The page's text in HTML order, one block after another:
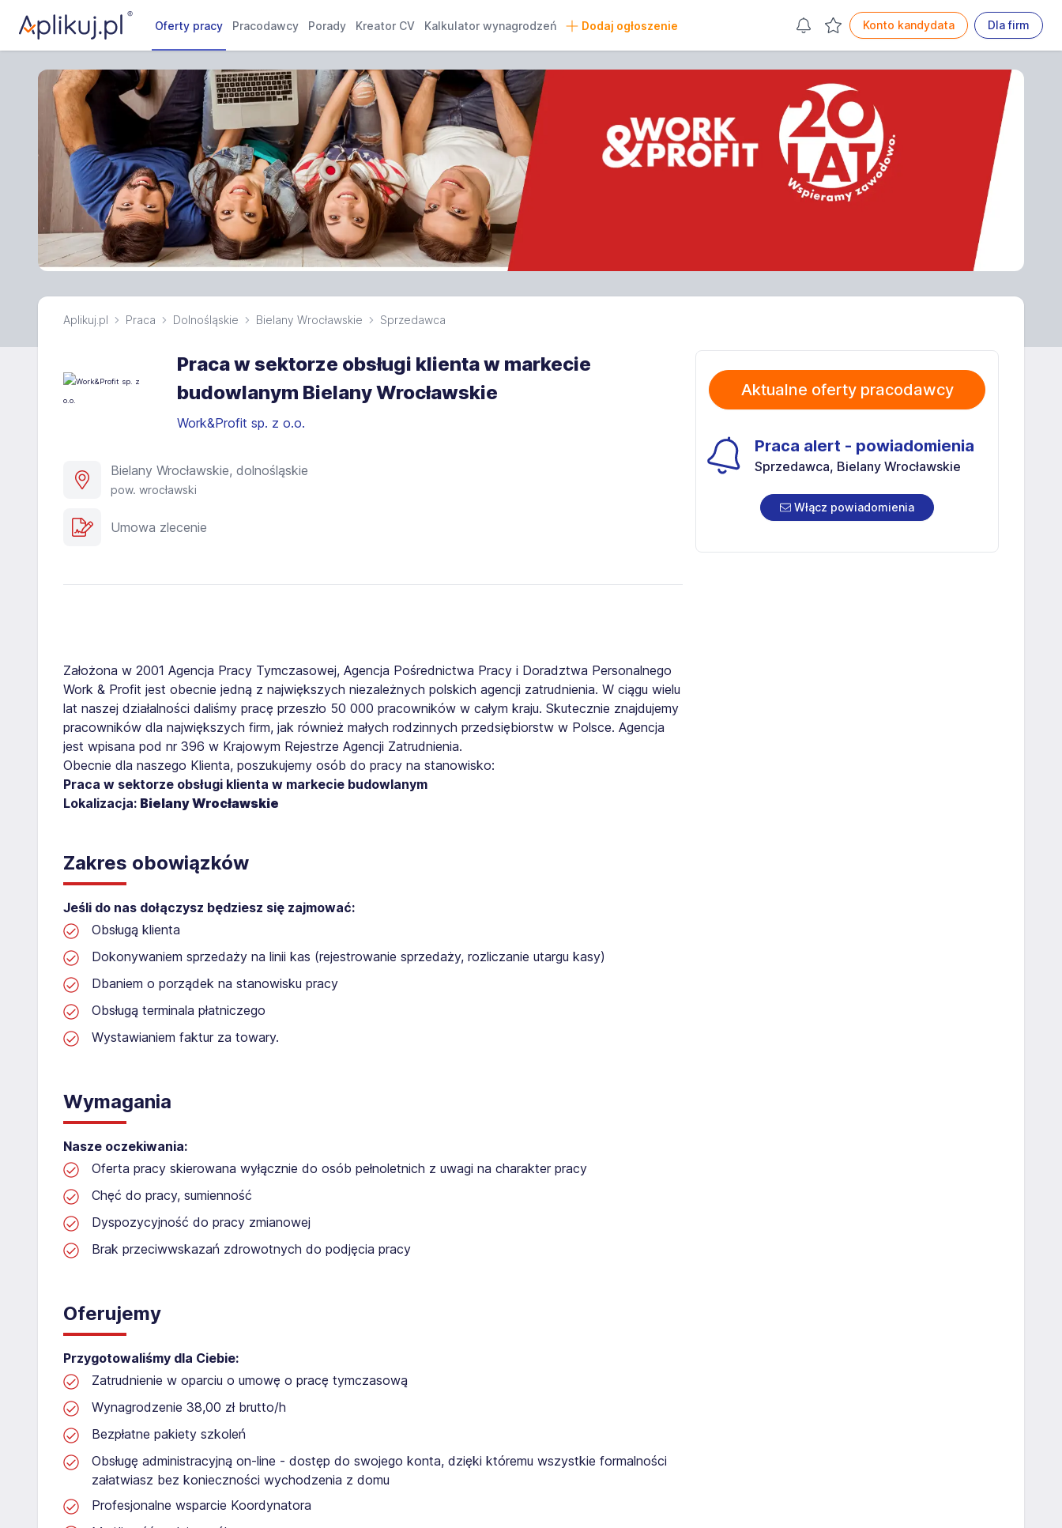
Oferty pracy Pracodawcy Porady Kreator CV Kalkulator wynagrodzeń Dodaj ogłoszenie Konto kandydata Dla firm
Aplikuj.pl Praca Dolnośląskie Bielany Wrocławskie Sprzedawca
Praca w sektorze obsługi klienta w markecie
budowlanym Bielany Wrocławskie
Work&Profit sp. z o.o.
Bielany Wrocławskie, dolnośląskie
pow. wrocławski
Umowa zlecenie
Założona w 2001 Agencja Pracy Tymczasowej, Agencja Pośrednictwa Pracy i Doradztwa Personalnego
Work & Profit jest obecnie jedną z największych niezależnych polskich agencji zatrudnienia. W ciągu wielu
lat naszej działalności daliśmy pracę przeszło 50 000 pracowników w całym kraju. Skutecznie znajdujemy
pracowników dla największych firm, jak również małych rodzinnych przedsiębiorstw w Polsce. Agencja
jest wpisana pod nr 396 w Krajowym Rejestrze Agencji Zatrudnienia.
Obecnie dla naszego Klienta, poszukujemy osób do pracy na stanowisko:
Praca w sektorze obsługi klienta w markecie budowlanym
Lokalizacja: Bielany Wrocławskie
Zakres obowiązków
Jeśli do nas dołączysz będziesz się zajmować:
Obsługą klienta
Dokonywaniem sprzedaży na linii kas (rejestrowanie sprzedaży, rozliczanie utargu kasy)
Dbaniem o porządek na stanowisku pracy
Obsługą terminala płatniczego
Wystawianiem faktur za towary.
Wymagania
Nasze oczekiwania:
Oferta pracy skierowana wyłącznie do osób pełnoletnich z uwagi na charakter pracy
Chęć do pracy, sumienność
Dyspozycyjność do pracy zmianowej
Brak przeciwwskazań zdrowotnych do podjęcia pracy
Oferujemy
Przygotowaliśmy dla Ciebie:
Zatrudnienie w oparciu o umowę o pracę tymczasową
Wynagrodzenie 38,00 zł brutto/h
Bezpłatne pakiety szkoleń
Obsługę administracyjną on-line - dostęp do swojego konta, dzięki któremu wszystkie formalności
załatwiasz bez konieczności wychodzenia z domu
Profesjonalne wsparcie Koordynatora
Aktualne oferty pracodawcy
Praca alert - powiadomienia
Sprzedawca, Bielany Wrocławskie
Włącz powiadomienia